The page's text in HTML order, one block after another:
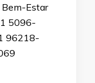
Bem-Estar
5096-
96218-